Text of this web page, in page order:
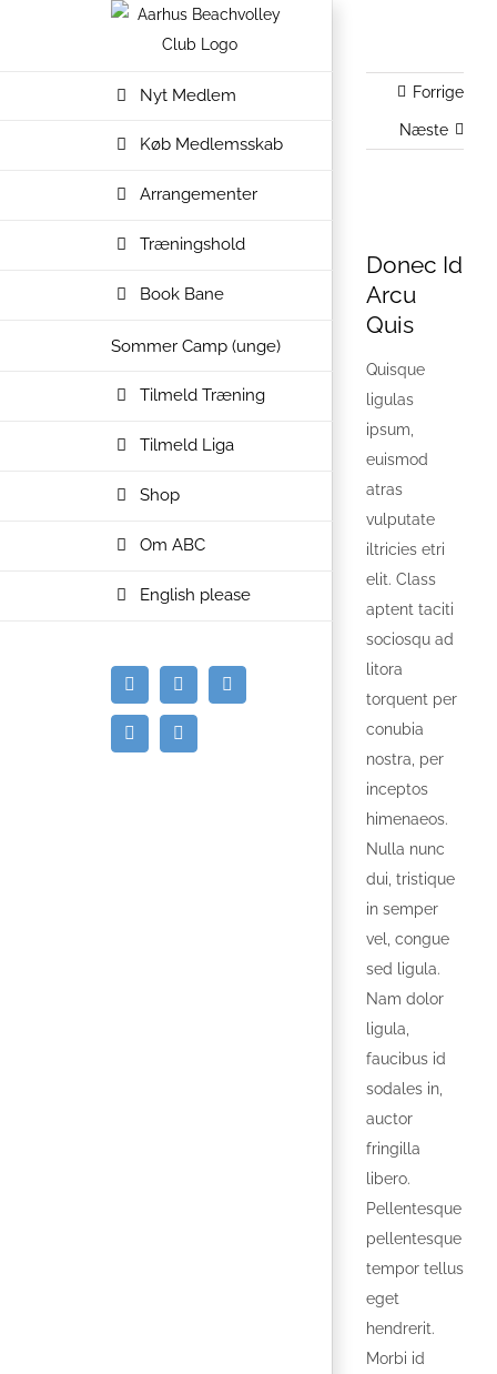
Nyt Medlem
Køb Medlemsskab
Arrangementer
Træningshold
Book Bane
Sommer Camp (unge)
Tilmeld Træning
Tilmeld Liga
Shop
Om ABC
English please
E-
mail
FacebookInstagram
SpotifyYouTube
Forrige
Næste
større
billede
Donec Id
Arcu
Quis
Quisque
ligulas
ipsum,
euismod
atras
vulputate
iltricies etri
elit. Class
aptent taciti
sociosqu ad
litora
torquent per
conubia
nostra, per
inceptos
himenaeos.
Nulla nunc
dui, tristique
in semper
vel, congue
sed ligula.
Nam dolor
ligula,
faucibus id
sodales in,
auctor
fringilla
libero.
Pellentesque
pellentesque
tempor tellus
eget
hendrerit.
Morbi id